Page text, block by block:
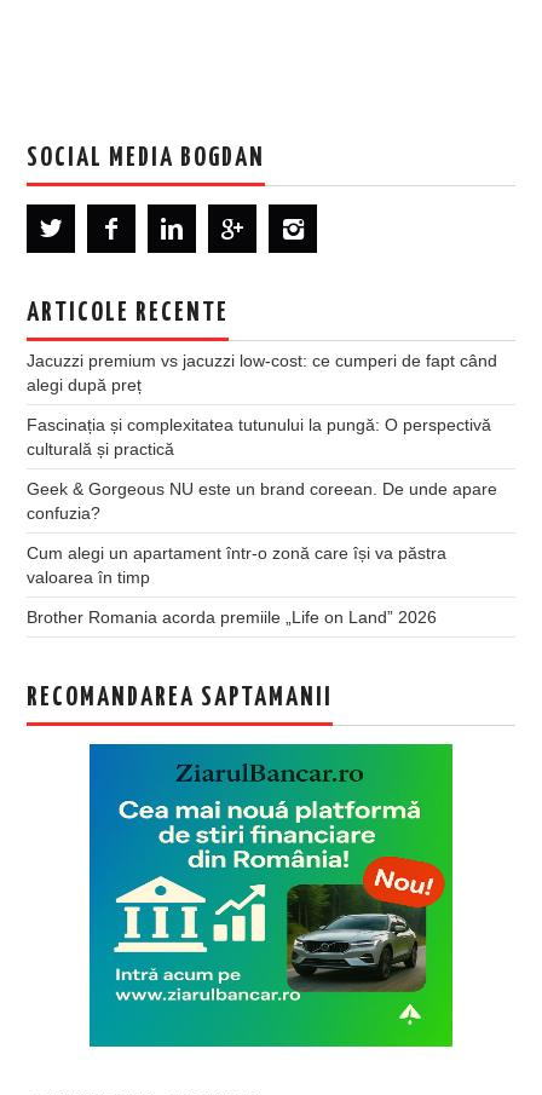
SOCIAL MEDIA BOGDAN
ARTICOLE RECENTE
Jacuzzi premium vs jacuzzi low-cost: ce cumperi de fapt când
alegi după preț
Fascinația și complexitatea tutunului la pungă: O perspectivă
culturală și practică
Geek & Gorgeous NU este un brand coreean. De unde apare
confuzia?
Cum alegi un apartament într-o zonă care își va păstra
valoarea în timp
Brother Romania acorda premiile „Life on Land” 2026
RECOMANDAREA SAPTAMANII